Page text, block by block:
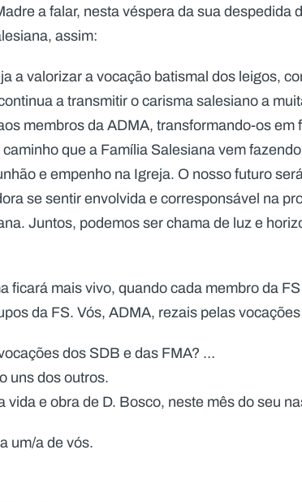
a falar, nesta véspera da sua despedida
assim:
a valorizar a vocação batismal dos leigos,
a transmitir o carisma salesiano a
membros da ADMA, transformando-os
que a Família Salesiana vem
e empenho na Igreja. O nosso futuro
se sentir envolvida e corresponsável na
Juntos, podemos ser chama de luz e
ficará mais vivo, quando cada membro da
da FS. Vós, ADMA, rezais pelas
dos SDB e das FMA? …
uns dos outros.
vida e obra de D. Bosco, neste mês do seu
um/a de vós.